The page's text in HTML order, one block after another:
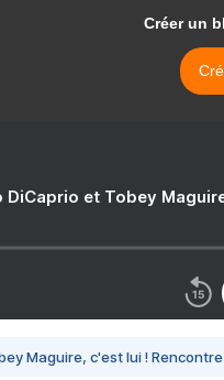
Créer un
DiCaprio et Tobey
Maguire, c'est lui !